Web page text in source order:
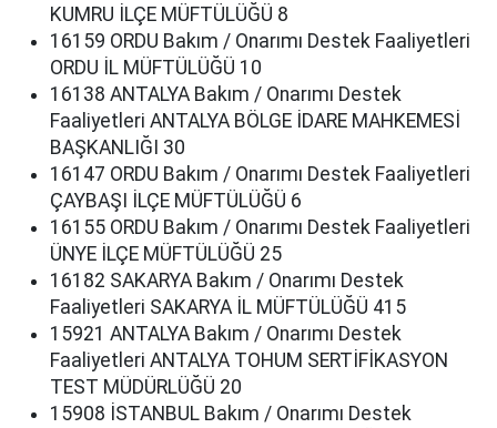
KUMRU İLÇE MÜFTÜLÜĞÜ 8
16159 ORDU Bakım / Onarımı Destek Faaliyetleri
ORDU İL MÜFTÜLÜĞÜ 10
16138 ANTALYA Bakım / Onarımı Destek
Faaliyetleri ANTALYA BÖLGE İDARE MAHKEMESİ
BAŞKANLIĞI 30
16147 ORDU Bakım / Onarımı Destek Faaliyetleri
ÇAYBAŞI İLÇE MÜFTÜLÜĞÜ 6
16155 ORDU Bakım / Onarımı Destek Faaliyetleri
ÜNYE İLÇE MÜFTÜLÜĞÜ 25
16182 SAKARYA Bakım / Onarımı Destek
Faaliyetleri SAKARYA İL MÜFTÜLÜĞÜ 415
15921 ANTALYA Bakım / Onarımı Destek
Faaliyetleri ANTALYA TOHUM SERTİFİKASYON
TEST MÜDÜRLÜĞÜ 20
15908 İSTANBUL Bakım / Onarımı Destek